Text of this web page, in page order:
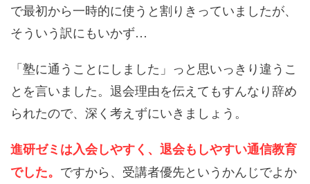
で最初から一時的に使うと割りきっていましたが、
そういう訳にもいかず…
「塾に通うことにしました」っと思いっきり違うこ
とを言いました。退会理由を伝えてもすんなり辞め
られたので、深く考えずにいきましょう。
進研ゼミは入会しやすく、退会もしやすい通信教育
でした。 ですから、受講者優先というかんじでよか